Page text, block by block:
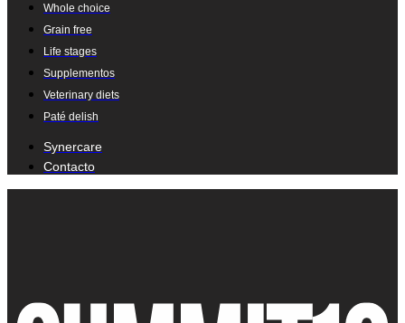
Whole choice
Grain free
Life stages
Supplementos
Veterinary diets
Paté delish
Synercare
Contacto